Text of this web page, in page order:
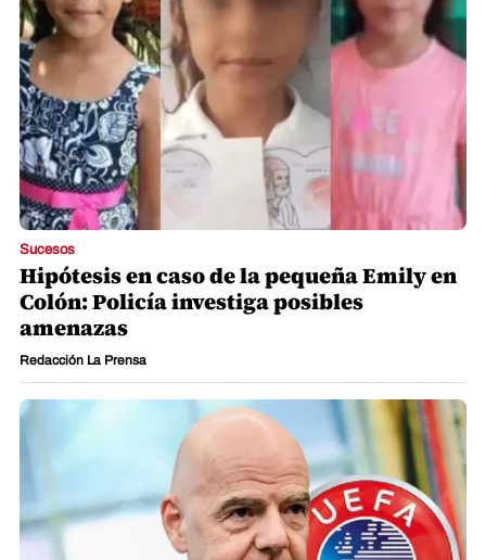
Sucesos
Hipótesis en caso de la pequeña Emily en
Colón: Policía investiga posibles
amenazas
Redacción La Prensa